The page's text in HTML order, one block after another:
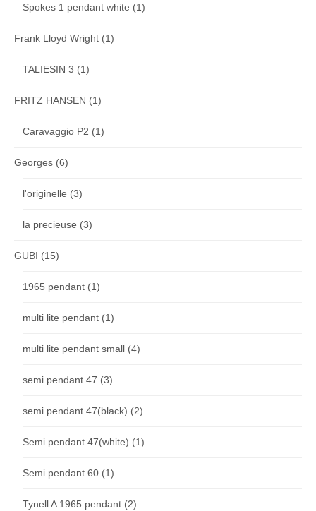
Spokes 1 pendant white (1)
Frank Lloyd Wright (1)
TALIESIN 3 (1)
FRITZ HANSEN (1)
Caravaggio P2 (1)
Georges (6)
l'originelle (3)
la precieuse (3)
GUBI (15)
1965 pendant (1)
multi lite pendant (1)
multi lite pendant small (4)
semi pendant 47 (3)
semi pendant 47(black) (2)
Semi pendant 47(white) (1)
Semi pendant 60 (1)
Tynell A 1965 pendant (2)